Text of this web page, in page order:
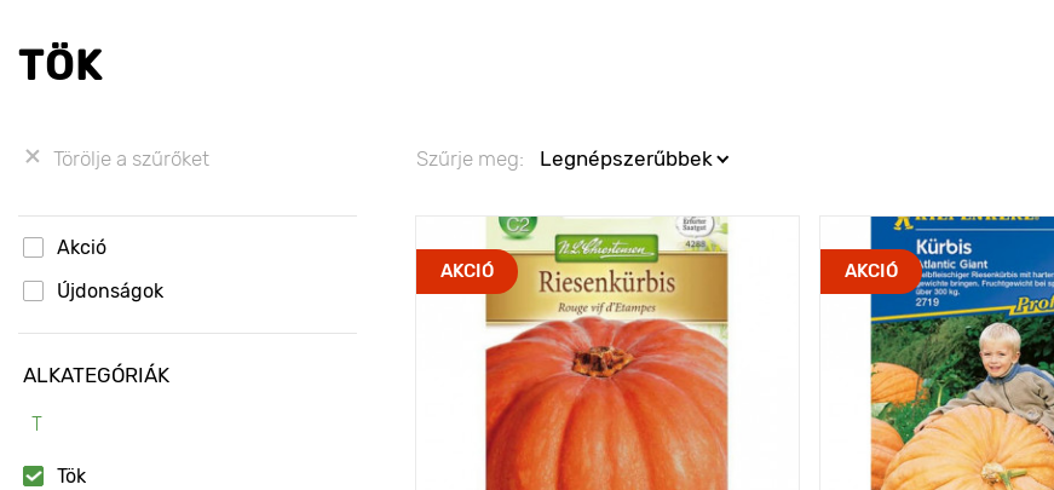
TÖK
Törölje a szűrőket
Akció
Újdonságok
ALKATEGÓRIÁK
T
Tök
Szűrje meg: Legnépszerűbbek
AKCIÓ
Jellemzők
nagyra becsült fajta
Kifejlett kori
magasság
futó típusú
Ültetési távolság 100 х 100 cm
AKCIÓ
Jellemzők
Kifejlett kori
magasság
Ültetési távolság
Fényigény
A termés súlya